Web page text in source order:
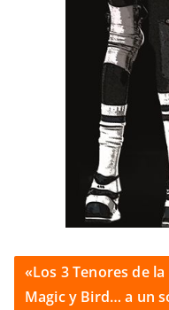
«Los 3 Tenores de
Magic y Bird… a un